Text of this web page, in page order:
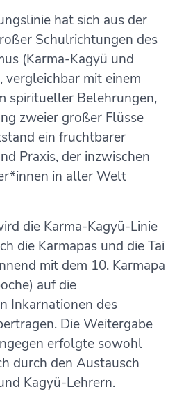
hat sich aus der
Schulrichtungen des
(Karma-Kagyü und
mit einem
spiritueller Belehrungen,
zweier großer Flüsse
ein fruchtbarer
Praxis, der inzwischen
in aller Welt
die Karma-Kagyü-Linie
die Karmapas und die Tai
mit dem 10. Karmapa
auf die
Inkarnationen des
Die Weitergabe
erfolgte sowohl
durch den Austausch
Kagyü-Lehrern.